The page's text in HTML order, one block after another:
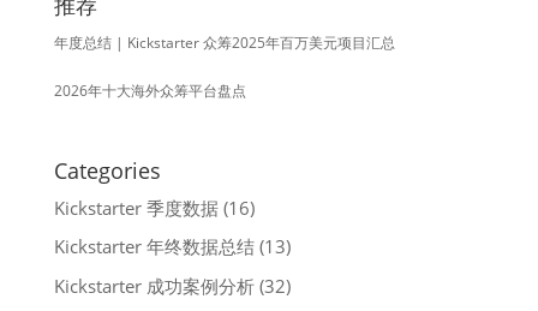
年度总结 | Kickstarter 众筹2025年百万美元项目汇总
2026年十大海外众筹平台盘点
Categories
Kickstarter 季度数据(16)
Kickstarter 年终数据总结(13)
Kickstarter 成功案例分析(32)